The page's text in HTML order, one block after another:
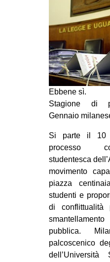
SPORT
DIRITTO
Ebbene sì.
Stagione di
Gennaio
Si parte il 10
processo
studentesca
movimento
piazza
studenti e
di conflittualità
pubblica.
palcoscenico